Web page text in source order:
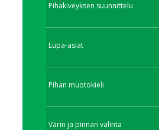
Pihakiveyksen suunnittelu
Lupa-asiat
Pihan muotokieli
Värin ja pinnan valinta